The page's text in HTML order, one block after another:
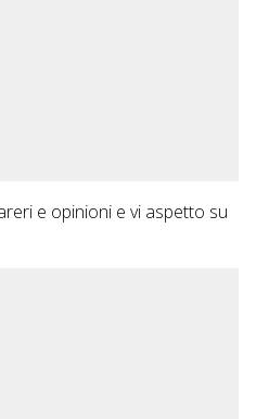
e opinioni e vi aspetto su